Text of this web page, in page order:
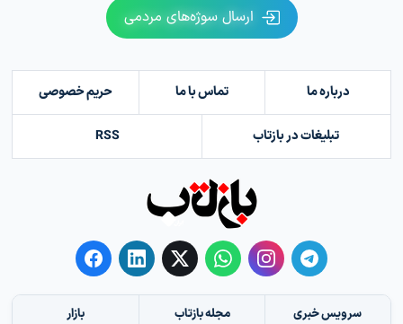
ارسال سوژه‌های مردمی
درباره ما تماس با ما حریم خصوصی
تبلیغات در بازتاب RSS
سرویس خبری مجله بازتاب بازار